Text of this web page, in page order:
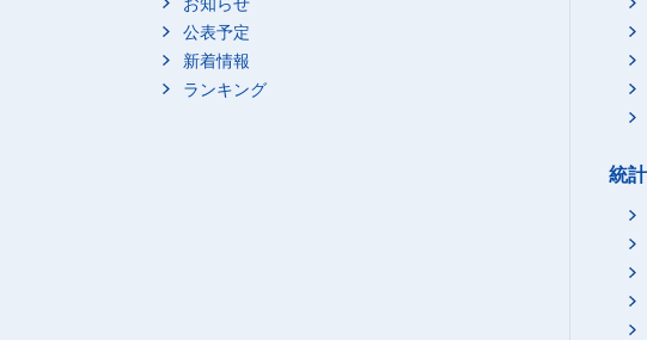
公表予定
新着情報
ランキング
統